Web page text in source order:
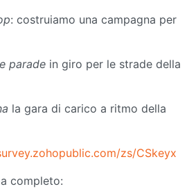
: costruiamo una campagna per
parade in giro per le strade della
la gara di carico a ritmo della
zs/CSkeyx
completo: